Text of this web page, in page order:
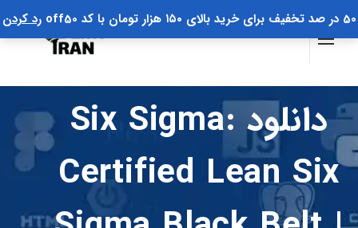
50 در صد تخفیف برای خرید بالای ۱۵۰ هزار تومان با کد off50 رد کردن
دانلود Six Sigma:
Certified Lean Six